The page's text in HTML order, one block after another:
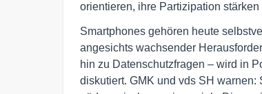
orientieren, ihre Partizipation
Smartphones gehören heute
angesichts wachsender
hin zu Datenschutzfragen – wird in
diskutiert. GMK und vds SH